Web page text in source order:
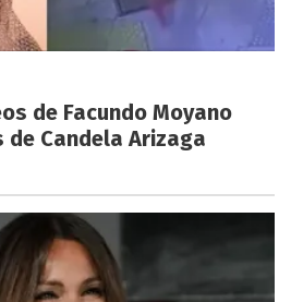
de Facundo Moyano
Candela Arizaga